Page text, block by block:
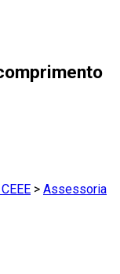
> Assessoria